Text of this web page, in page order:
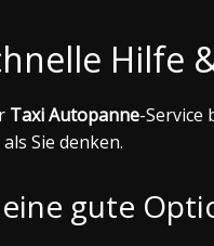
Taxi Autopanne-Service
Sie denken.
gute